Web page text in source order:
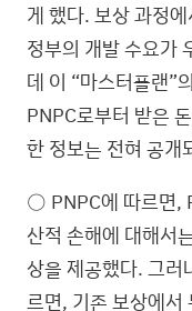
게 했다. 보상 과정
정부의 개발 수요가
데 이 “마스터플랜”
PNPC로부터 받은
한 정보는 전혀 공개
○ PNPC에 따르면,
산적 손해에 대해서
상을 제공했다. 그러
르면, 기존 보상에서